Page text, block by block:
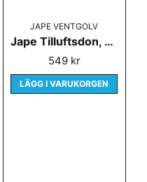
JAPE VENTGOLV
Jape Tilluftsdon, Uppvik
549 kr
LÄGG I VARUKORGEN